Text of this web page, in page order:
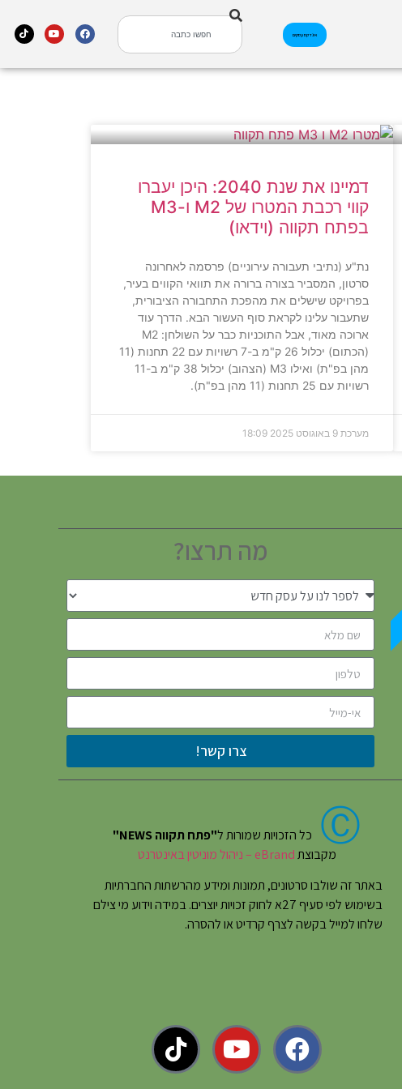
אינדקס עסקים
דמיינו את שנת 2040: היכן יעברו
קווי רכבת המטרו של M2 ו-M3
בפתח תקווה (וידאו)
נת"ע (נתיבי תעבורה עירוניים) פרסמה לאחרונה
סרטון, המסביר בצורה ברורה את תוואי הקווים בעיר,
בפרויקט שישלים את מהפכת התחבורה הציבורית,
שתעבור עלינו לקראת סוף העשור הבא. הדרך עוד
ארוכה מאוד, אבל התוכניות כבר על השולחן: M2
(הכתום) יכלול 26 ק"מ ב-7 רשויות עם 22 תחנות (11
מהן בפ"ת) ואילו M3 (הצהוב) יכלול 38 ק"מ ב-11
רשויות עם 25 תחנות (11 מהן בפ"ת).
מערכת 9 באוגוסט 2025 18:09
מה תרצו?
צרו קשר!
Ⓒ כל הזכויות שמורות ל"פתח תקווה NEWS"
מקבוצתeBrand – ניהול מוניטין באינטרנט
באתר זה שולבו סרטונים, תמונות ומידע מהרשתות החברתיות
בשימוש לפי סעיף 27א לחוק זכויות יוצרים. במידה וידוע מי צילם
שלחו למייל בקשה לצרף קרדיט או להסרה.